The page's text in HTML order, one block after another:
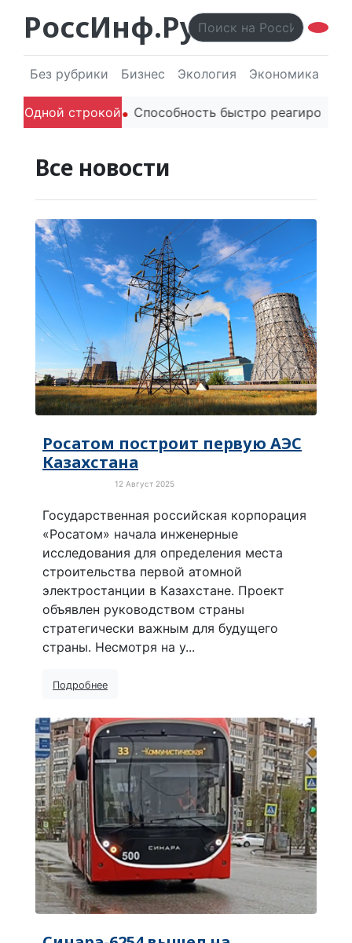
РоссИнф.Ру
Без рубрики Бизнес Экология Экономика
Одной строкой
в речи Способность быстро реагировать
Все новости
Росатом построит первую АЭС
Казахстана
12 Август 2025
Государственная российская корпорация
«Росатом» начала инженерные
исследования для определения места
строительства первой атомной
электростанции в Казахстане. Проект
объявлен руководством страны
стратегически важным для будущего
страны. Несмотря на у...
Подробнее